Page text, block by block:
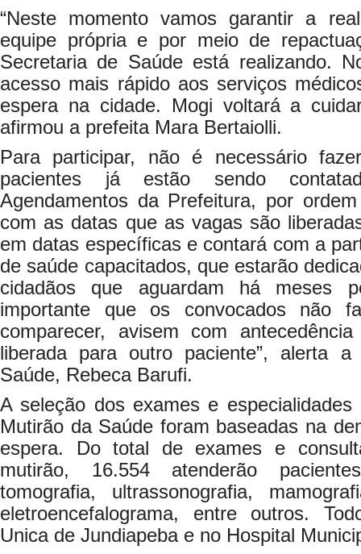
“Neste momento vamos garantir a
equipe própria e por meio de
Secretaria de Saúde está realizando.
acesso mais rápido aos serviços
espera na cidade. Mogi voltará a
afirmou a prefeita Mara Bertaiolli.
Para participar, não é necessário
pacientes já estão sendo
Agendamentos da Prefeitura, por
com as datas que as vagas são
em datas específicas e contará com a
de saúde capacitados, que estarão
cidadãos que aguardam há meses
importante que os convocados não
comparecer, avisem com
liberada para outro paciente”, alerta
Saúde, Rebeca Barufi.
A seleção dos exames e
Mutirão da Saúde foram baseadas na
espera. Do total de exames e
mutirão, 16.554 atenderão
tomografia, ultrassonografia,
eletroencefalograma, entre outros.
Unica de Jundiapeba e no Hospital